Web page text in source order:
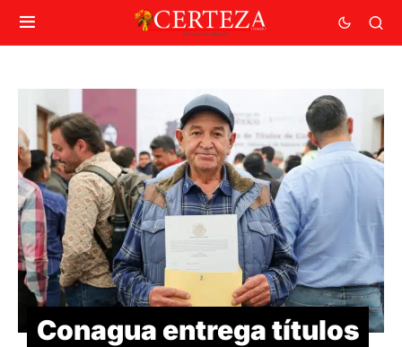
Conagua entrega títulos